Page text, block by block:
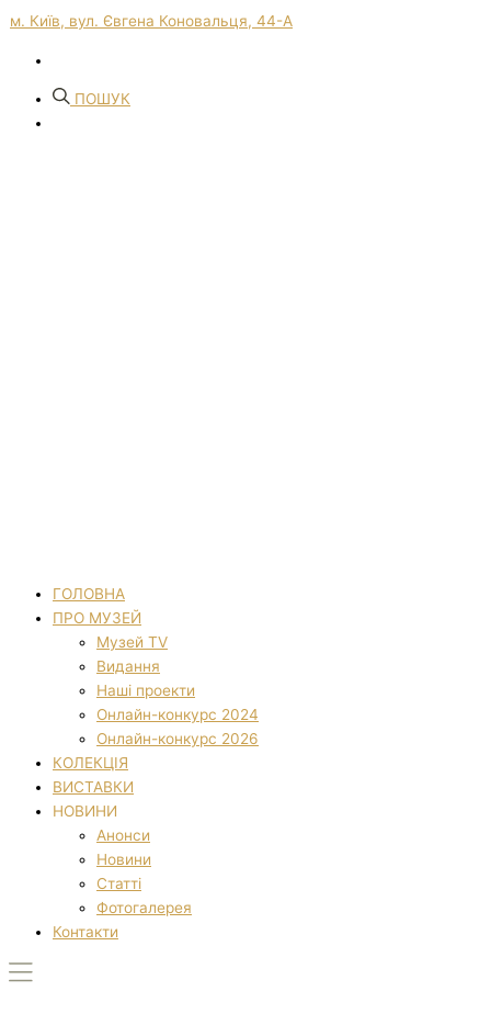
м. Київ, вул. Євгена Коновальця, 44-А
ПОШУК
ГОЛОВНА
ПРО МУЗЕЙ
Музей TV
Видання
Наші проекти
Онлайн-конкурс 2024
Онлайн-конкурс 2026
КОЛЕКЦІЯ
ВИСТАВКИ
НОВИНИ
Анонси
Новини
Статті
Фотогалерея
Контакти